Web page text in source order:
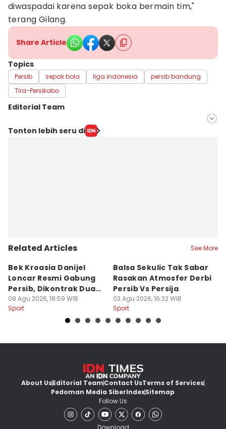
diwaspadai karena sepak boka bermain tim,"
terang Gilang.
Share Article
Topics
Persib sepak bola liga indonesia
persib bandung
Tira-Persikabo
Editorial Team
Editor
Tonton lebih seru di
Related Articles See More
Bek Kroasia Danijel
Loncar Resmi Gabung
Persib, Dikontrak Dua
Musim
08 Agu 2026, 18:59 WIB
Sport
Balsa Sekulic Tak Sabar
Rasakan Atmosfer Derbi
Persib Vs Persija
03 Agu 2026, 16:32 WIB
Sport
About UsEditorial TeamContact UsTerms of Services
Pedoman Media SiberIndexSitemap
Follow Us
Download